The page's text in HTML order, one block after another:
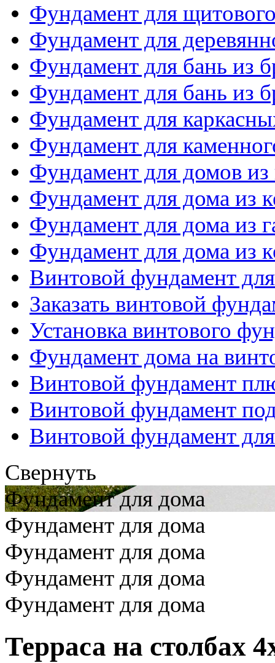
Фундамент для
Фундамент для
Фундамент для бань из
Фундамент для бань из
Фундамент для
Фундамент для
Фундамент для домов из
Фундамент для дома из
Фундамент для дома из
Фундамент для дома из
Винтовой фундамент для
Заказать винтовой
Установка винтового
Фундамент дома на
Винтовой фундамент
Винтовой фундамент
Винтовой фундамент
Свернуть
Фундамент для дома
Фундамент для дома
Фундамент для дома
Фундамент для дома
Фундамент для дома
Терраса на столбах